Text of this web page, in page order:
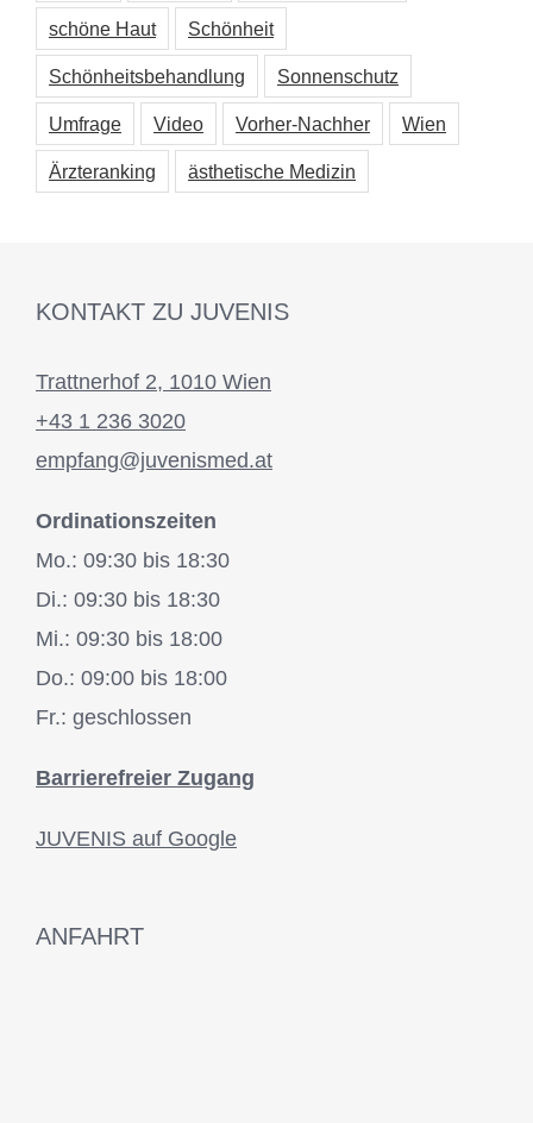
schöne Haut Schönheit
Schönheitsbehandlung Sonnenschutz
Umfrage Video Vorher-Nachher Wien
Ärzteranking ästhetische Medizin
KONTAKT ZU JUVENIS
Trattnerhof 2, 1010 Wien
+43 1 236 3020
empfang@juvenismed.at
Ordinationszeiten
Mo.: 09:30 bis 18:30
Di.: 09:30 bis 18:30
Mi.: 09:30 bis 18:00
Do.: 09:00 bis 18:00
Fr.: geschlossen
Barrierefreier Zugang
JUVENIS auf Google
ANFAHRT